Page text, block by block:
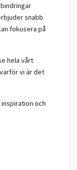
snabb
fokusera på
hela vårt
vi är det
och